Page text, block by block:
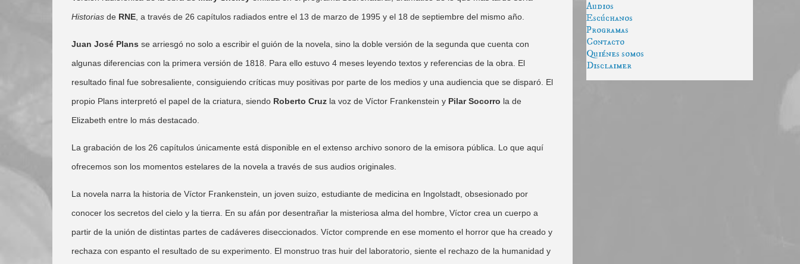
Historiasde RNE, a través de 26 capítulos radiados entre el 13 de marzo de 1995 y el 18 de septiembre del mismo año.
Juan José Plans se arriesgó no solo a escribir el guión de la novela, sino la doble versión de la segunda que cuenta con
algunas diferencias con la primera versión de 1818. Para ello estuvo 4 meses leyendo textos y referencias de la obra. El
resultado final fue sobresaliente, consiguiendo críticas muy positivas por parte de los medios y una audiencia que se disparó. El
propio Plans interpretó el papel de la criatura, siendo Roberto Cruzla voz de Víctor Frankenstein y Pilar Socorro la de
Elizabeth entre lo más destacado.
La grabación de los 26 capítulos únicamente está disponible en el extenso archivo sonoro de la emisora pública. Lo que aquí
ofrecemos son los momentos estelares de la novela a través de sus audios originales.
La novela narra la historia de Víctor Frankenstein, un joven suizo, estudiante de medicina en Ingolstadt, obsesionado por
conocer los secretos del cielo y la tierra. En su afán por desentrañar la misteriosa alma del hombre, Víctor crea un cuerpo a
partir de la unión de distintas partes de cadáveres diseccionados. Víctor comprende en ese momento el horror que ha creado y
rechaza con espanto el resultado de su experimento. El monstruo tras huir del laboratorio, siente el rechazo de la humanidad y
Audios
Escúchanos
Programas
Contacto
Quiénes somos
Disclaimer